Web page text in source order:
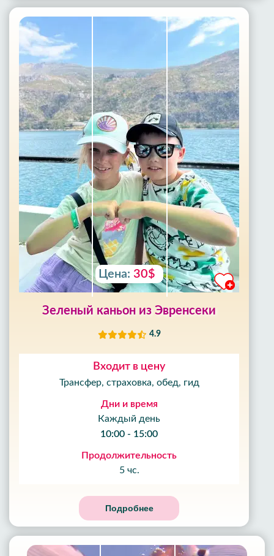
Цена: 30$
Зеленый каньон из Эвренсеки
4.9
Входит в цену
Трансфер, страховка, обед, гид
Дни и время
Каждый день
10:00 - 15:00
Продолжительность
5 чс.
Подробнее